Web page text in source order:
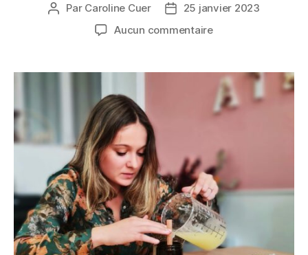
Par Caroline Cuer
25 janvier 2023
Aucun commentaire